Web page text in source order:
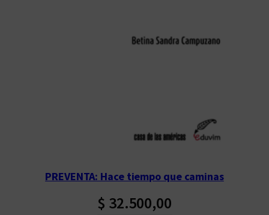
PREVENTA: Hace tiempo que caminas
$ 32.500,00